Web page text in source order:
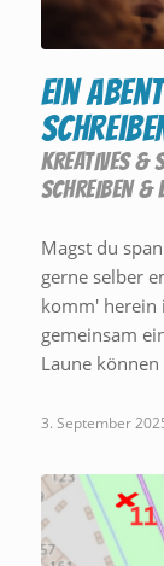
Ein
KREATIVES &
SCHREIBEN &
Magst du
gerne selber
komm' herein
gemeinsam
Laune
3. September